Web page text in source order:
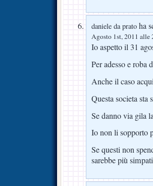
daniele da prato ha
Agosto 1st, 2011 alle
Io aspetto il 31
Per adesso e roba
Anche il caso
Questa societa sta
Se danno via gila
Io non li sopporto
Se questi non
sarebbe più